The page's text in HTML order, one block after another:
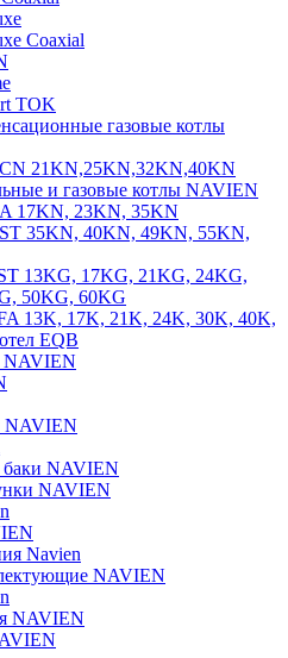
Coaxial
TOK
газовые котлы
21KN,25KN,32KN,40KN
и газовые котлы NAVIEN
17KN, 23KN, 35KN
35KN, 40KN, 49KN, 55KN,
13KG, 17KG, 21KG, 24KG,
50KG, 60KG
13K, 17K, 21K, 24K, 30K, 40K,
EQB
NAVIEN
NAVIEN
NAVIEN
NAVIEN
Navien
NAVIEN
NAVIEN